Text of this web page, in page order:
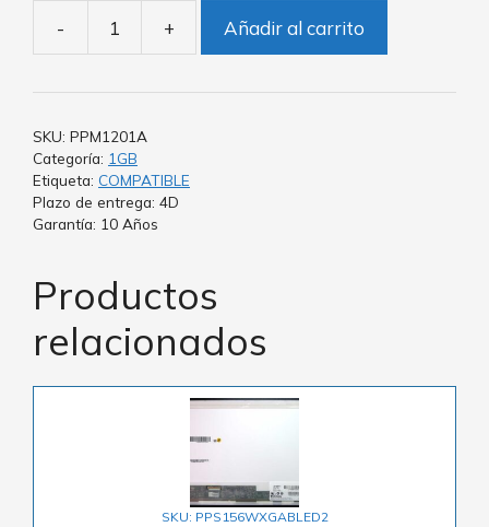
- + Añadir al carrito
SKU: PPM1201A
Categoría: 1GB
Etiqueta: COMPATIBLE
Plazo de entrega: 4D
Garantía: 10 Años
Productos
relacionados
SKU: PPS156WXGABLED2